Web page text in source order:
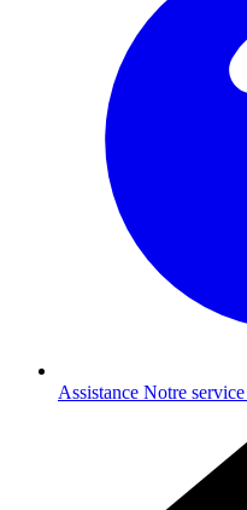
Assistance Notre